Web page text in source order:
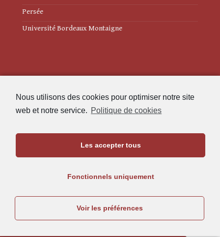
Nous utilisons des cookies pour optimiser notre site
web et notre service. Politique de cookies
Les accepter tous
Fonctionnels uniquement
Voir les préférences
Persée
Université Bordeaux Montaigne
Politique de cookies (UE)
Maison de l'Archéologie
05.57.12.45.63
rea@u-bordeaux-montaigne.fr